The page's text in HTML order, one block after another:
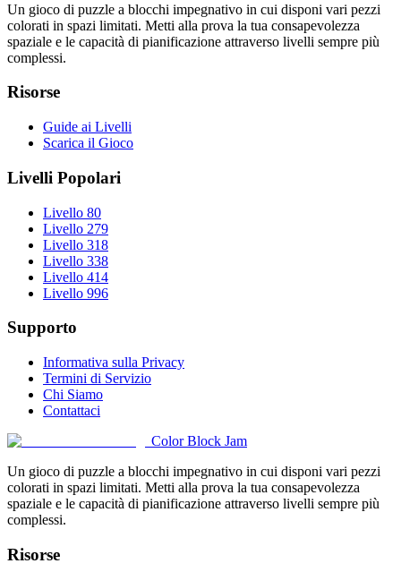
Un gioco di puzzle a blocchi impegnativo in cui disponi vari pezzi
colorati in spazi limitati. Metti alla prova la tua consapevolezza
spaziale e le capacità di pianificazione attraverso livelli sempre più
complessi.
Risorse
Guide ai Livelli
Scarica il Gioco
Livelli Popolari
Livello 80
Livello 279
Livello 318
Livello 338
Livello 414
Livello 996
Supporto
Informativa sulla Privacy
Termini di Servizio
Chi Siamo
Contattaci
Color Block Jam
Un gioco di puzzle a blocchi impegnativo in cui disponi vari pezzi
colorati in spazi limitati. Metti alla prova la tua consapevolezza
spaziale e le capacità di pianificazione attraverso livelli sempre più
complessi.
Risorse